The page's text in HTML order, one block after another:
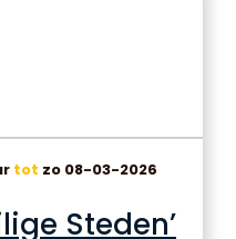
tot zo 08-03-2026
Steden’